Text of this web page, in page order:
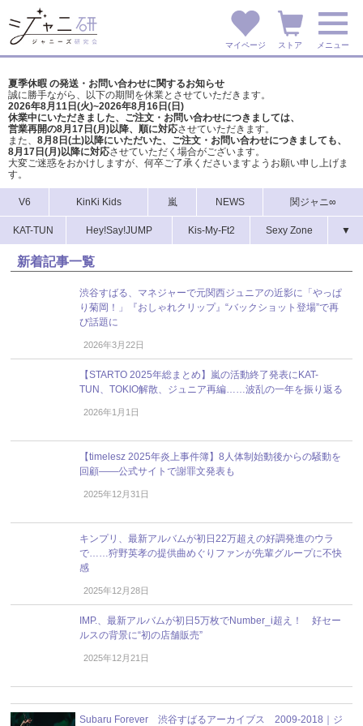
マイページ ストア メニュー
夏季休暇 の発送・お問い合わせに関するお知らせ
誠に勝手ながら、以下の期間を休業とさせていただきます。
2026年8月11日(火)~2026年8月16日(日)
休業中にいただきました、ご注文・お問い合わせにつきましては、
営業再開の8月17日(月)以降、順に対応させていただきます。
また、 8月8日(土)以降にいただいた、ご注文・ お問い合わせにつきましても、
8月17日(月)以降に対応させていただく場合がございます。
大変ご迷惑をおかけしますが、 何卒ご了承くださいますようお願い申し上げま
す。
V6 KinKi Kids 嵐 NEWS 関ジャニ∞
KAT-TUN Hey!Say!JUMP Kis-My-Ft2 Sexy Zone ▼
新着記事一覧
渋谷すばる、マネジャーで元関西ジュニアの近影に「やっぱ
り菊岡！」『おしゃれクリップ』“バックショット登場”で再
び話題に
2026年3月22日
【STARTO 2025年総まとめ】嵐の活動終了発表にKAT-
TUN、TOKIO解散、ジュニア再編……波乱の一年を振り返る
2026年1月1日
【timelesz 2025年炎上事件簿】8人体制始動後からの騒動を
回顧――公式サイトで謝罪文発表も
2025年12月31日
キンプリ、最新アルバムが初日22万超えの好調発進のウラ
で……狩野英孝の提供曲めぐりファンが先輩グループに不快
感
2025年12月28日
IMP.、最新アルバムが初日5万枚でNumber_i超え！ 好セー
ルスの背景に“初の店舗販売”
2025年12月21日
Subaru Forever 渋谷すばるアーカイブス 2009-2018｜ジ